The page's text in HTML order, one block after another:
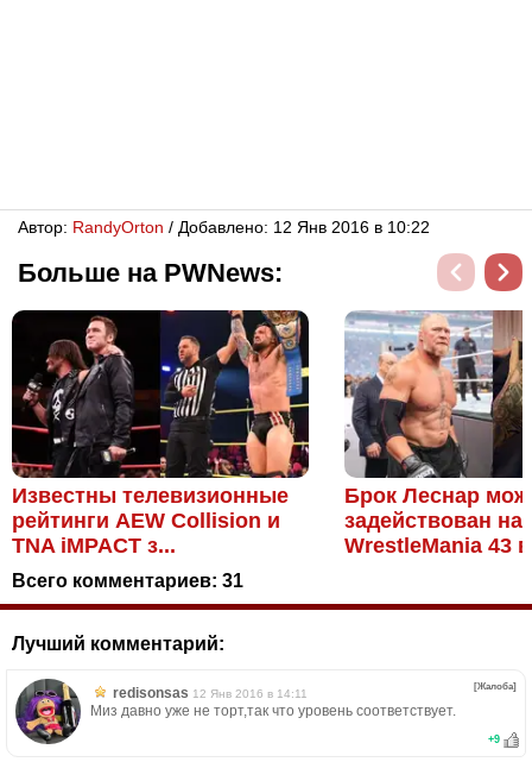
Автор: RandyОrton / Добавлено: 12 Янв 2016 в 10:22
Больше на PWNews:
Известны телевизионные
рейтинги AEW Collision и
TNA iMPACT з...
Брок Леснар
задействован на
WrestleMania 43
Всего комментариев: 31
Лучший комментарий:
redisonsas 12 Янв 2016 в 14:11
[Жалоба]
Миз давно уже не торт,так что уровень соответствует.
+9